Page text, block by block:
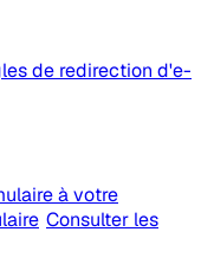
de redirection d'e-
à votre
Consulter les